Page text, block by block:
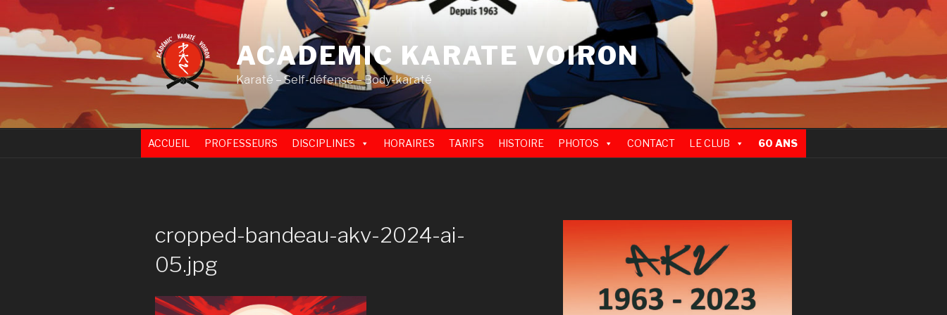
Skip
to
content
ACADEMIC KARATE VOIRON
Karaté – Self-défense – Body-karaté
ACCUEIL PROFESSEURS DISCIPLINES HORAIRES TARIFS HISTOIRE PHOTOS CONTACT LE CLUB 60 ANS
cropped-bandeau-akv-2024-ai-
05.jpg